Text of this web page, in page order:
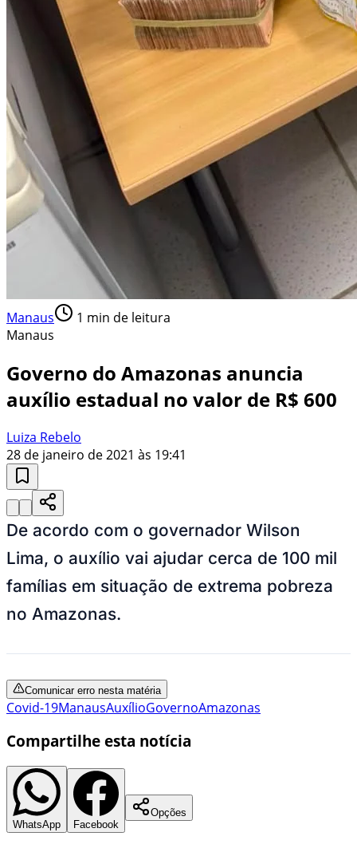
Manaus 1 min de leitura
Manaus
Governo do Amazonas anuncia
auxílio estadual no valor de R$ 600
Luiza Rebelo
28 de janeiro de 2021 às 19:41
De acordo com o governador Wilson
Lima, o auxílio vai ajudar cerca de 100 mil
famílias em situação de extrema pobreza
no Amazonas.
Comunicar erro nesta matéria
Covid-19ManausAuxílioGovernoAmazonas
Compartilhe esta notícia
WhatsApp Facebook
Opções